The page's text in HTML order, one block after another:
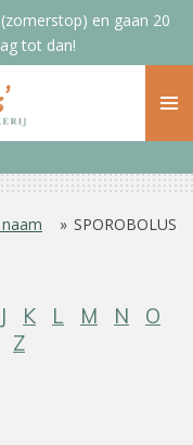
en gaan 20
tot dan!
» SPOROBOLUS
J K L M N
O
Z